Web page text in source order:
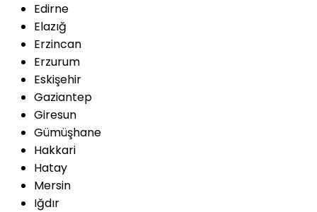
Edirne
Elazığ
Erzincan
Erzurum
Eskişehir
Gaziantep
Giresun
Gümüşhane
Hakkari
Hatay
Mersin
Iğdır